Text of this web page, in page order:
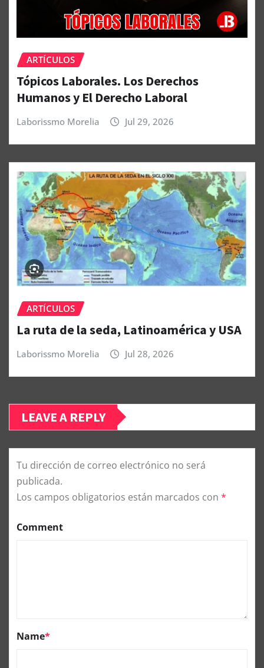
ARTÍCULOS
Tópicos Laborales. Los Derechos
Humanos y El Derecho Laboral
Laborissmo Morelia Jul 29, 2026
ARTÍCULOS
La ruta de la seda, Latinoamérica y USA
Laborissmo Morelia Jul 28, 2026
LEAVE A REPLY
Tu dirección de correo electrónico no será
publicada.
Los campos obligatorios están marcados con *
Comment
Name*